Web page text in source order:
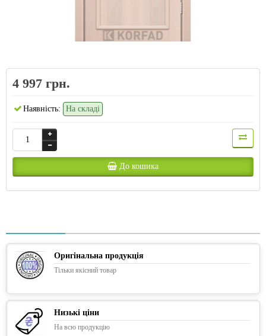
4 997 грн.
Наявність: На складі
До кошика
Оригінальна продукція
Тільки якісний товар
Низькі ціни
На всю продукцію